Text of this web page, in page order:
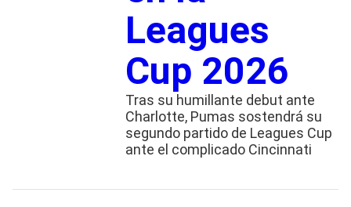
Leagues
Cup 2026
Tras su humillante debut ante
Charlotte, Pumas sostendrá su
segundo partido de Leagues Cup
ante el complicado Cincinnati